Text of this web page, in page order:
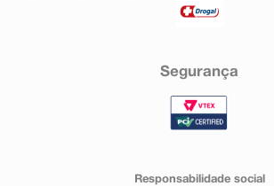
Segurança
Responsabilidade social